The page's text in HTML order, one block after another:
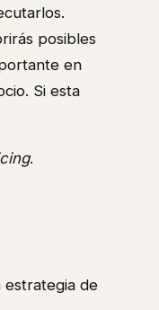
posibles
en
Si esta
.
estrategia de